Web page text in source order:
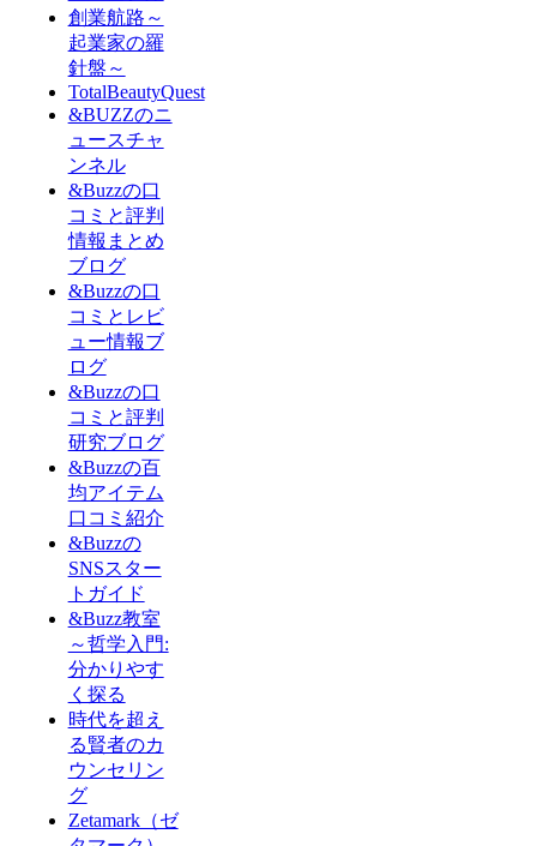
創業航路～
起業家の羅
針盤～
TotalBeautyQuest
&BUZZのニ
ュースチャ
ンネル
&Buzzの口
コミと評判
情報まとめ
ブログ
&Buzzの口
コミとレビ
ュー情報ブ
ログ
&Buzzの口
コミと評判
研究ブログ
&Buzzの百
均アイテム
口コミ紹介
&Buzzの
SNSスター
トガイド
&Buzz教室
～哲学入門:
分かりやす
く探る
時代を超え
る賢者のカ
ウンセリン
グ
Zetamark（ゼ